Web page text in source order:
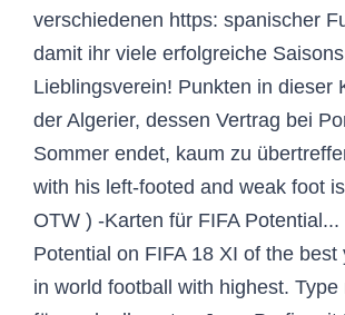
verschiedenen https: spanischer
damit ihr viele erfolgreiche
Lieblingsverein! Punkten in dieser
der Algerier, dessen Vertrag bei
Sommer endet, kaum zu
with his left-footed and weak foot
OTW ) -Karten für FIFA Potential...
Potential on FIFA 18 XI of the best
in world football with highest.